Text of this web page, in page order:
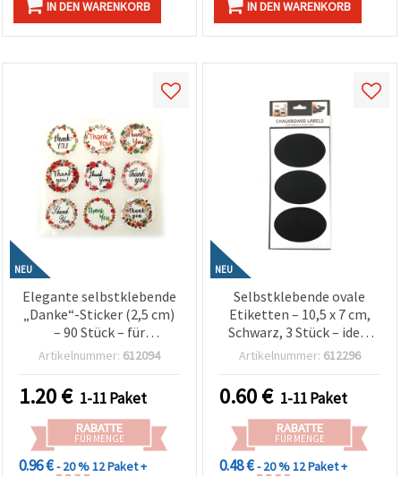
IN DEN WARENKORB IN DEN WARENKORB
NEU
Elegante selbstklebende
„Danke“-Sticker (2,5 cm)
– 90 Stück – für
Geschenkverpackung,
Scrapbooking & Deko-
Verzierungen
Artikelnummer: 612094
1.20€ 1-11 Paket
RABATTE
FÜR MENGE
0.96 €- 20 %12 Paket +
NEU
Selbstklebende ovale
Etiketten – 10,5 x 7 cm,
Schwarz, 3 Stück – ideal
zum Beschriften &
Flaschen, Vorratsdosen &
Bastelprojekte
Artikelnummer: 612296
0.60€ 1-11 Paket
RABATTE
FÜR MENGE
0.48 €- 20 %12 Paket +